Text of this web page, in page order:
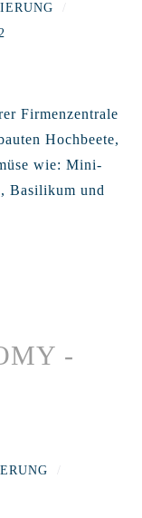
Firmenzentrale
Hochbeete,
wie: Mini-
Basilikum und
-